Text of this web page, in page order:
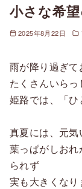
小さな希
2025年8月22日
雨が降り過ぎ
たくさんいら
姫路では、「ひ
真夏には、元気
葉っぱがしお
られず
実も大きくなり